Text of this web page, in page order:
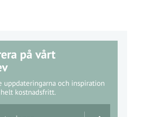
på vårt
uppdateringarna och inspiration
kostnadsfritt.